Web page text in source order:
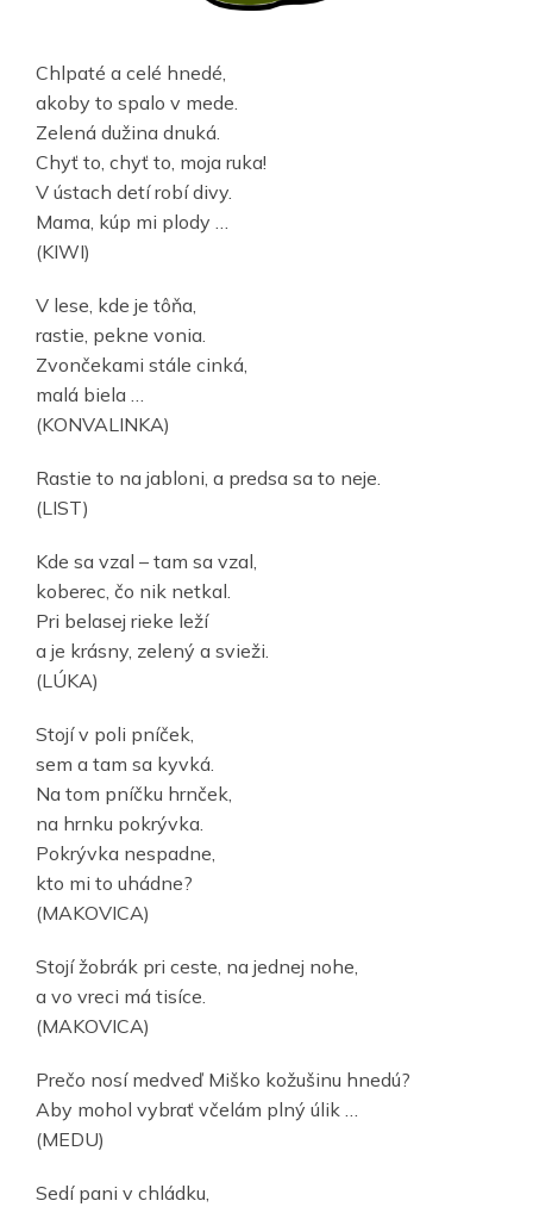
Chlpaté a celé hnedé,
akoby to spalo v mede.
Zelená dužina dnuká.
Chyť to, chyť to, moja ruka!
V ústach detí robí divy.
Mama, kúp mi plody …
(KIWI)
V lese, kde je tôňa,
rastie, pekne vonia.
Zvončekami stále cinká,
malá biela …
(KONVALINKA)
Rastie to na jabloni, a predsa sa to neje.
(LIST)
Kde sa vzal – tam sa vzal,
koberec, čo nik netkal.
Pri belasej rieke leží
a je krásny, zelený a svieži.
(LÚKA)
Stojí v poli pníček,
sem a tam sa kyvká.
Na tom pníčku hrnček,
na hrnku pokrývka.
Pokrývka nespadne,
kto mi to uhádne?
(MAKOVICA)
Stojí žobrák pri ceste, na jednej nohe,
a vo vreci má tisíce.
(MAKOVICA)
Prečo nosí medveď Miško kožušinu hnedú?
Aby mohol vybrať včelám plný úlik …
(MEDU)
Sedí pani v chládku,